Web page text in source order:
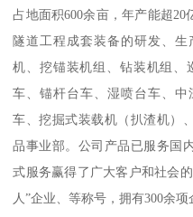
占地面积600余亩，年产能超
隧道工程成套装备的研发、
机、挖锚装机组、钻装机组、
车、锚杆台车、湿喷台车、
车、挖掘式装载机（扒渣机）
品事业部。公司产品已服务国
式服务赢得了广大客户和社会
人”企业、等称号，拥有300余项